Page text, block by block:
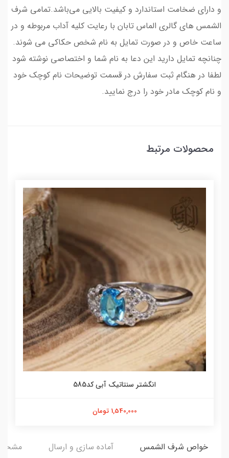
و دارای ضخامت استاندارد و کیفیت بالایی می‌باشد.تمامی شرف
الشمس های گالری الماس تابان با رعایت کلیه آداب مربوطه و در
ساعت خاص و در صورت تمایل به نام شخص حکاکی می شوند.
چنانچه تمایل دارید این دعا به نام شما و اختصاصی نوشته شود
لطفا در هنگام ثبت سفارش در قسمت توضیحات نام کوچک خود
و نام کوچک مادر خود را درج نمایید.
محصولات مرتبط
انگشتر سنتاتیک آبی کد585
1,540,000 تومان
خواص شرف الشمس آماده سازی و ارسال